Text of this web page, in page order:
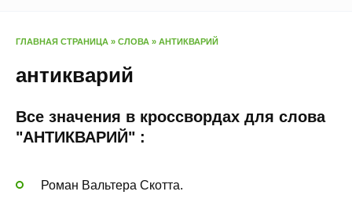
ГЛАВНАЯ СТРАНИЦА » СЛОВА » АНТИКВАРИЙ
антикварий
Все значения в кроссвордах для слова
"АНТИКВАРИЙ" :
Роман Вальтера Скотта.